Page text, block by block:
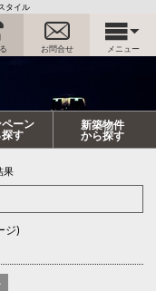
タイル
お問合せ メニュー
ーン
す
新築物件
から探す
果
ジ)